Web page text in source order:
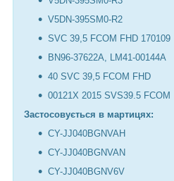
V5DN-395SM0-R2
SVC 39,5 FCOM FHD 170109
BN96-37622A, LM41-00144A
40 SVC 39,5 FCOM FHD
00121X 2015 SVS39.5 FCOM
Застосовується в мартицях:
CY-JJ040BGNVAH
CY-JJ040BGNVAN
CY-JJ040BGNV6V